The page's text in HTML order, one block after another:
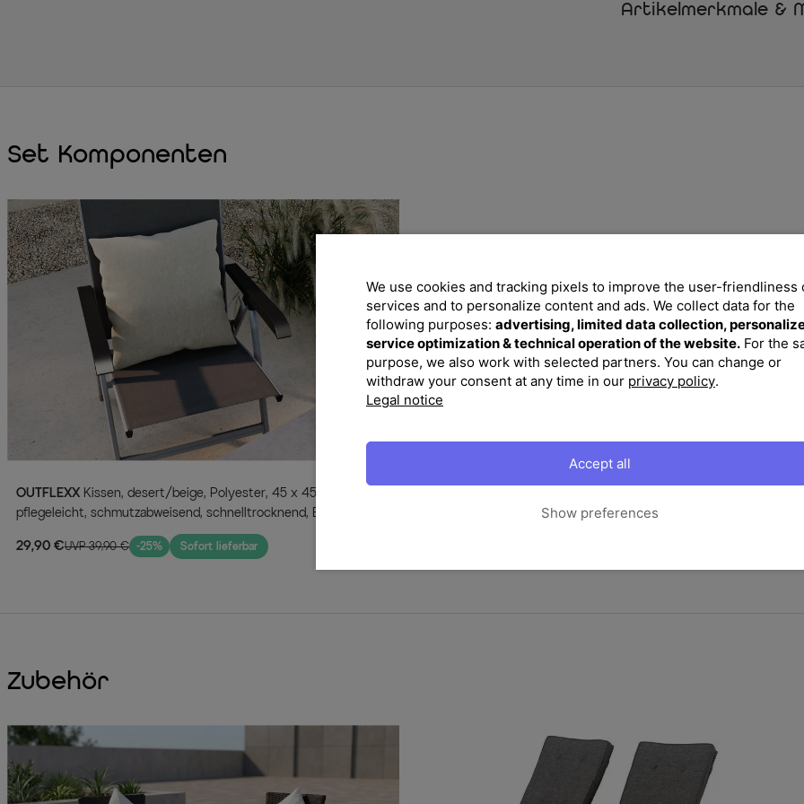
Das dezente desert/beige
Farbe: desert/beige –
Waschbare Bezüge für
Atmungsaktiv und
Ideal für Gartenmöbel,
Zügen genießen!
45 x 45 cm bietet es
Praktisches 8er Set
Mit diesem Set erhalten
Sitzgruppe oder als
und genießen besten
Artikelmerkmale &
Set Komponenten
OUTFLEXX
pflegeleicht, schmutzabweisend, schnelltrocknend, Bezug
29,90 €UVP 39,90 € -25% Sofort lieferbar
Zubehör
We use cookies and tracking pixels to improve the user-friendliness
services and to personalize content and ads. We collect data for the
following purposes: advertising, limited data collection,
service optimization & technical operation of the website. For the
purpose, we also work with selected partners. You can change or
withdraw your consent at any time in our privacy policy.
Legal notice
Show preferences
Accept all